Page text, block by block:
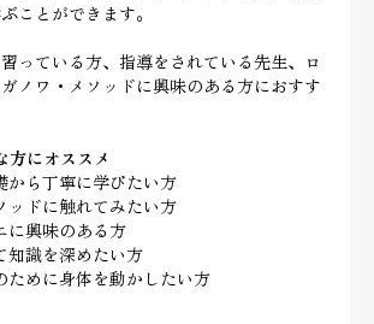
ことができます。
っている方、指導をされている先生、ロ
ノワ・メソッドに興味のある方におすす
にオススメ
から丁寧に学びたい方
ッドに触れてみたい方
に興味のある方
知識を深めたい方
ために身体を動かしたい方